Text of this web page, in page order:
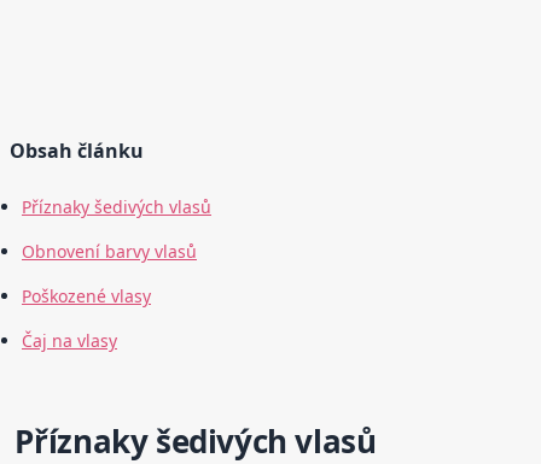
Obsah článku
Příznaky šedivých vlasů
Obnovení barvy vlasů
Poškozené vlasy
Čaj na vlasy
Příznaky šedivých vlasů